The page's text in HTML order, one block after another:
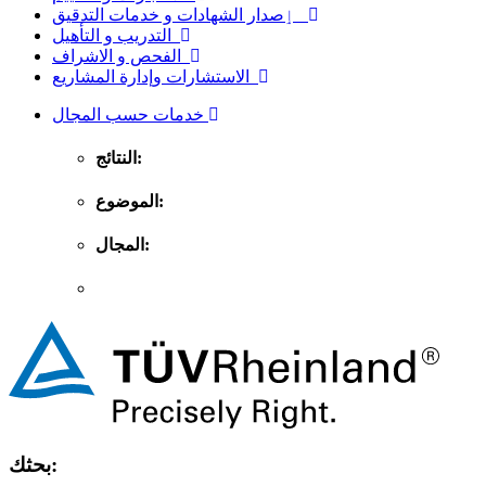
النتائج:
الموضوع:
المجال:
بحثك: